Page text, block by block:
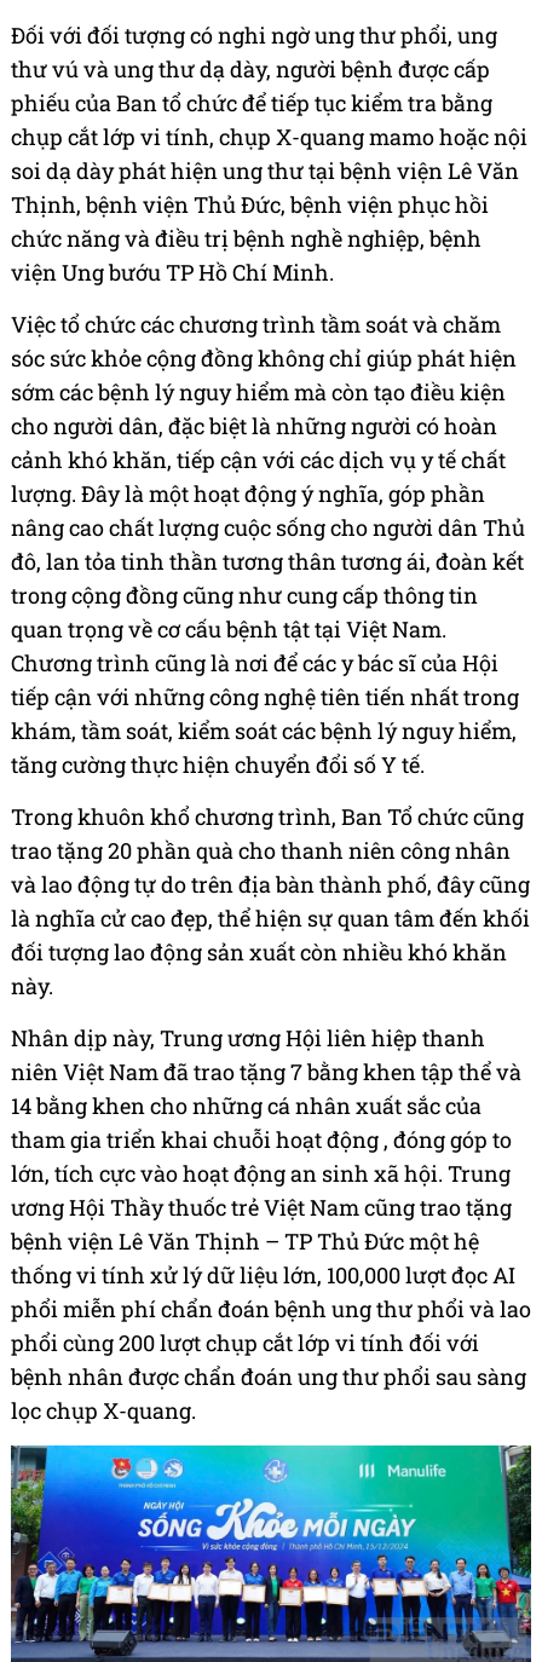
Đối với đối tượng có nghi ngờ ung thư phổi, ung
thư vú và ung thư dạ dày, người bệnh được cấp
phiếu của Ban tổ chức để tiếp tục kiểm tra bằng
chụp cắt lớp vi tính, chụp X-quang mamo hoặc nội
soi dạ dày phát hiện ung thư tại bệnh viện Lê Văn
Thịnh, bệnh viện Thủ Đức, bệnh viện phục hồi
chức năng và điều trị bệnh nghề nghiệp, bệnh
viện Ung bướu TP Hồ Chí Minh.
Việc tổ chức các chương trình tầm soát và chăm
sóc sức khỏe cộng đồng không chỉ giúp phát hiện
sớm các bệnh lý nguy hiểm mà còn tạo điều kiện
cho người dân, đặc biệt là những người có hoàn
cảnh khó khăn, tiếp cận với các dịch vụ y tế chất
lượng. Đây là một hoạt động ý nghĩa, góp phần
nâng cao chất lượng cuộc sống cho người dân Thủ
đô, lan tỏa tinh thần tương thân tương ái, đoàn kết
trong cộng đồng cũng như cung cấp thông tin
quan trọng về cơ cấu bệnh tật tại Việt Nam.
Chương trình cũng là nơi để các y bác sĩ của Hội
tiếp cận với những công nghệ tiên tiến nhất trong
khám, tầm soát, kiểm soát các bệnh lý nguy hiểm,
tăng cường thực hiện chuyển đổi số Y tế.
Trong khuôn khổ chương trình, Ban Tổ chức cũng
trao tặng 20 phần quà cho thanh niên công nhân
và lao động tự do trên địa bàn thành phố, đây cũng
là nghĩa cử cao đẹp, thể hiện sự quan tâm đến khối
đối tượng lao động sản xuất còn nhiều khó khăn
này.
Nhân dịp này, Trung ương Hội liên hiệp thanh
niên Việt Nam đã trao tặng 7 bằng khen tập thể và
14 bằng khen cho những cá nhân xuất sắc của
tham gia triển khai chuỗi hoạt động , đóng góp to
lớn, tích cực vào hoạt động an sinh xã hội. Trung
ương Hội Thầy thuốc trẻ Việt Nam cũng trao tặng
bệnh viện Lê Văn Thịnh – TP Thủ Đức một hệ
thống vi tính xử lý dữ liệu lớn, 100,000 lượt đọc AI
phổi miễn phí chẩn đoán bệnh ung thư phổi và lao
phổi cùng 200 lượt chụp cắt lớp vi tính đối với
bệnh nhân được chẩn đoán ung thư phổi sau sàng
lọc chụp X-quang.